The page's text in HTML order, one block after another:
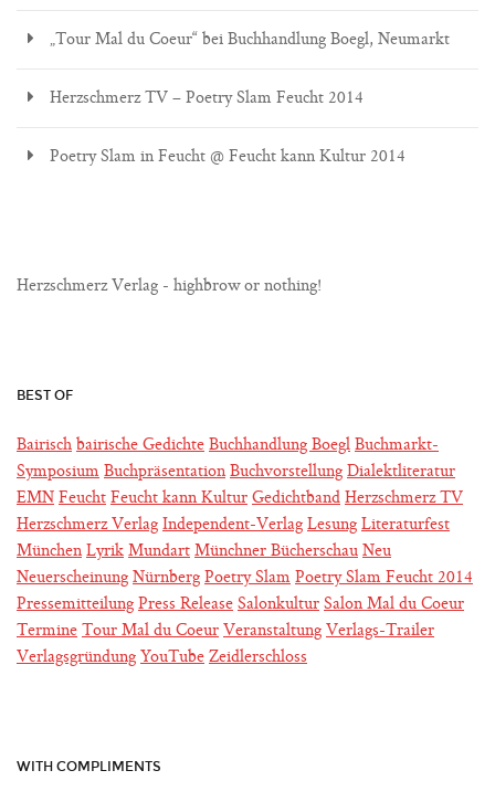
„Tour Mal du Coeur“ bei Buchhandlung Boegl, Neumarkt
Herzschmerz TV – Poetry Slam Feucht 2014
Poetry Slam in Feucht @ Feucht kann Kultur 2014
Herzschmerz Verlag - highbrow or nothing!
BEST OF
Bairischbairische GedichteBuchhandlung BoeglBuchmarkt-
SymposiumBuchpräsentationBuchvorstellungDialektliteratur
EMNFeuchtFeucht kann KulturGedichtbandHerzschmerz TV
Herzschmerz VerlagIndependent-VerlagLesungLiteraturfest
MünchenLyrikMundartMünchner BücherschauNeu
NeuerscheinungNürnbergPoetry SlamPoetry Slam Feucht 2014
PressemitteilungPress ReleaseSalonkulturSalon Mal du Coeur
TermineTour Mal du CoeurVeranstaltungVerlags-Trailer
VerlagsgründungYouTubeZeidlerschloss
WITH COMPLIMENTS